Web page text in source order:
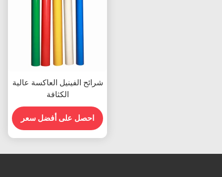
شرائح الفينيل العاكسة عالية
الكثافة
احصل على أفضل سعر